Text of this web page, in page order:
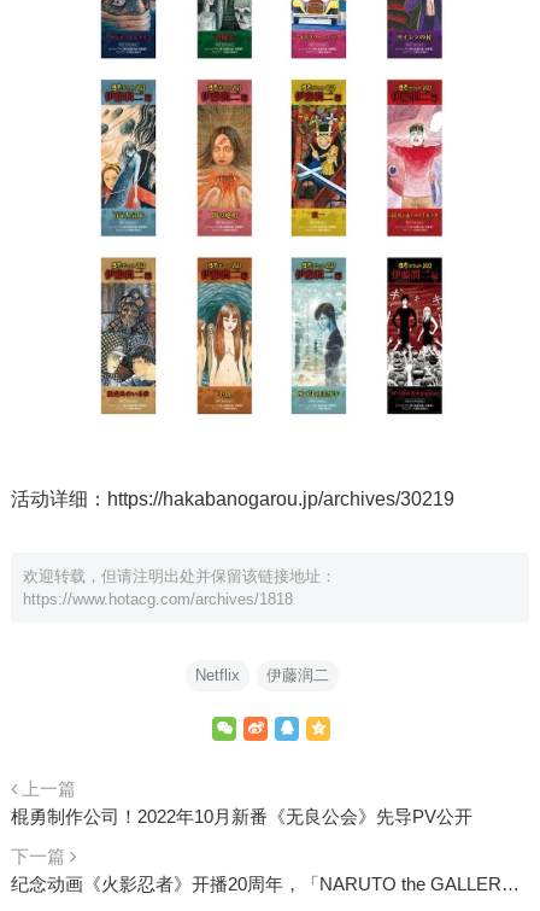
活动详细： https://hakabanogarou.jp/archives/30219
欢迎转载，但请注明出处并保留该链接地址：
https://www.hotacg.com/archives/1818
Netflix 伊藤润二
上一篇
棍勇制作公司！2022年10月新番《无良公会》先导PV公开
下一篇
纪念动画《火影忍者》开播20周年，「NARUTO the GALLERY」将于年底开展